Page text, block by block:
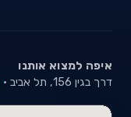
איפה למצוא אותנו
דרך בגין 156, תל אביב ·